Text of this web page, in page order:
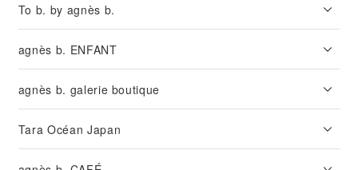
To b. by agnès b.
agnès b. ENFANT
agnès b. galerie boutique
Tara Océan Japan